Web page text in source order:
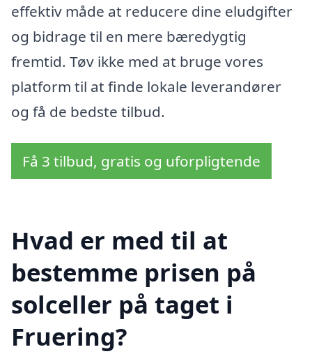
effektiv måde at reducere dine eludgifter
og bidrage til en mere bæredygtig
fremtid. Tøv ikke med at bruge vores
platform til at finde lokale leverandører
og få de bedste tilbud.
Få 3 tilbud, gratis og uforpligtende
Hvad er med til at
bestemme prisen på
solceller på taget i
Fruering?